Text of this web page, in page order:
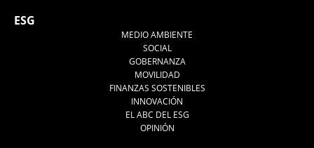
ESG
MEDIO AMBIENTE
SOCIAL
GOBERNANZA
MOVILIDAD
FINANZAS SOSTENIBLES
INNOVACIÓN
EL ABC DEL ESG
OPINIÓN